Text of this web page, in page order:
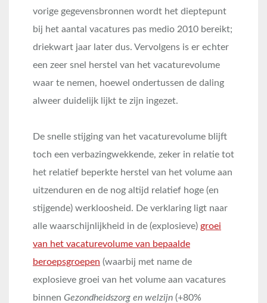
vorige gegevensbronnen wordt het dieptepunt
bij het aantal vacatures pas medio 2010 bereikt;
driekwart jaar later dus. Vervolgens is er echter
een zeer snel herstel van het vacaturevolume
waar te nemen, hoewel ondertussen de daling
alweer duidelijk lijkt te zijn ingezet.
De snelle stijging van het vacaturevolume blijft
toch een verbazingwekkende, zeker in relatie tot
het relatief beperkte herstel van het volume aan
uitzenduren en de nog altijd relatief hoge (en
stijgende) werkloosheid. De verklaring ligt naar
alle waarschijnlijkheid in de (explosieve) groei
van het vacaturevolume van bepaalde
beroepsgroepen (waarbij met name de
explosieve groei van het volume aan vacatures
binnen Gezondheidszorg en welzijn (+80%